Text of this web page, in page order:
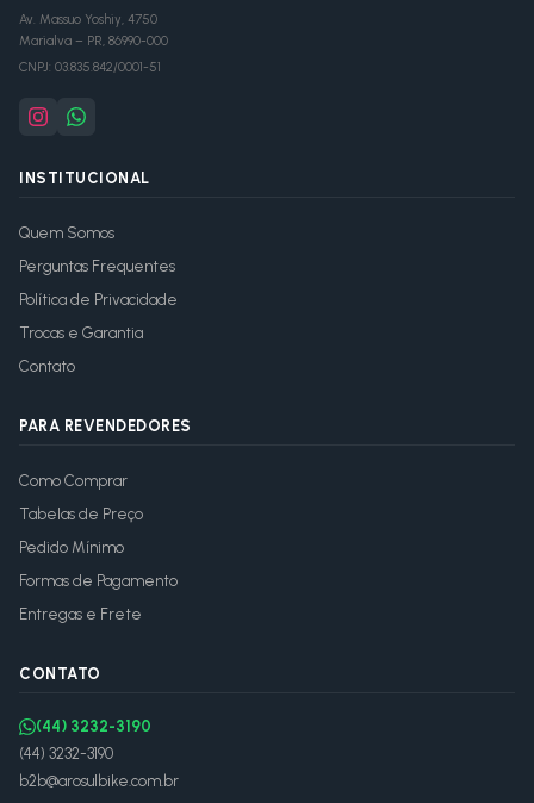
Av. Massuo Yoshiy, 4750
Marialva – PR, 86990-000
CNPJ: 03.835.842/0001-51
INSTITUCIONAL
Quem Somos
Perguntas Frequentes
Política de Privacidade
Trocas e Garantia
Contato
PARA REVENDEDORES
Como Comprar
Tabelas de Preço
Pedido Mínimo
Formas de Pagamento
Entregas e Frete
CONTATO
(44) 3232-3190
(44) 3232-3190
b2b@arosulbike.com.br